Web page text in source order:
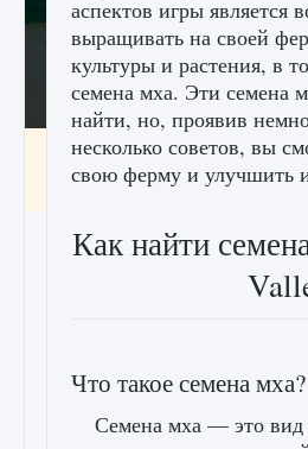
Как включить чат в Fortnite
9 августа 2024 1 335
аспектов игры является
выращивать на своей
культуры и растения, в
семена мха. Эти семена
найти, но, проявив
несколько советов, вы
свою ферму и улучшить
Как найти
Что такое семена мха?
Семена мха — это вид